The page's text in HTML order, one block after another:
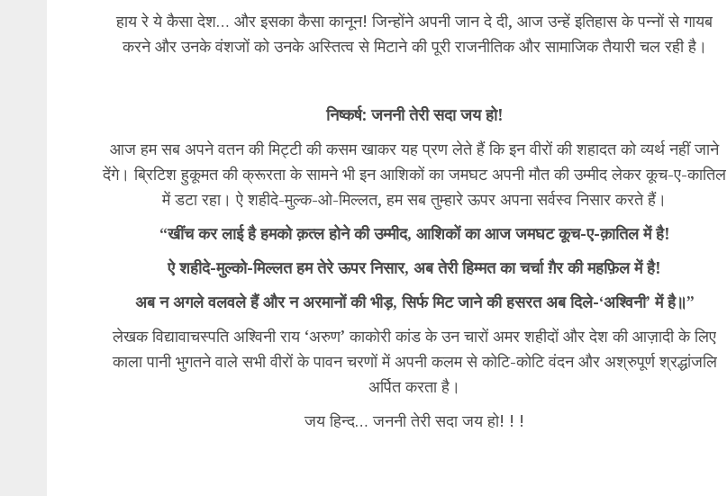
​हाय रे ये कैसा देश… और इसका कैसा कानून! जिन्होंने अपनी जान दे दी, आज उन्हें इतिहास के पन्नों से गायब
करने और उनके वंशजों को उनके अस्तित्व से मिटाने की पूरी राजनीतिक और सामाजिक तैयारी चल रही है।
निष्कर्ष: जननी तेरी सदा जय हो!
​आज हम सब अपने वतन की मिट्टी की कसम खाकर यह प्रण लेते हैं कि इन वीरों की शहादत को व्यर्थ नहीं जाने
देंगे। ब्रिटिश हुकूमत की क्रूरता के सामने भी इन आशिकों का जमघट अपनी मौत की उम्मीद लेकर कूच-ए-कातिल
में डटा रहा। ऐ शहीदे-मुल्क-ओ-मिल्लत, हम सब तुम्हारे ऊपर अपना सर्वस्व निसार करते हैं।
“खींच कर लाई है हमको क़त्ल होने की उम्मीद, आशिकों का आज जमघट कूच-ए-क़ातिल में है!
ऐ शहीदे-मुल्को-मिल्लत हम तेरे ऊपर निसार, अब तेरी हिम्मत का चर्चा ग़ैर की महफ़िल में है!
अब न अगले वलवले हैं और न अरमानों की भीड़, सिर्फ मिट जाने की हसरत अब दिले-‘अश्विनी’ में है॥”
​लेखक विद्यावाचस्पति अश्विनी राय ‘अरुण’ काकोरी कांड के उन चारों अमर शहीदों और देश की आज़ादी के लिए
काला पानी भुगतने वाले सभी वीरों के पावन चरणों में अपनी कलम से कोटि-कोटि वंदन और अश्रुपूर्ण श्रद्धांजलि
अर्पित करता है।
​जय हिन्द… जननी तेरी सदा जय हो! ! !